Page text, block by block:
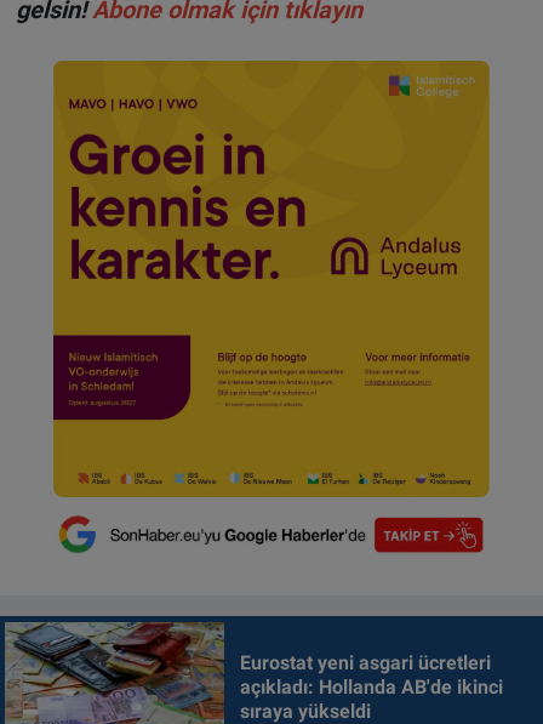
gelsin!Abone olmak için tıklayın
Eurostat yeni asgari ücretleri
açıkladı: Hollanda AB'de ikinci
sıraya yükseldi